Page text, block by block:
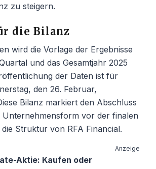
zu steigern.
die Bilanz
wird die Vorlage der Ergebnisse
und das Gesamtjahr 2025
der Daten ist für
den 26. Februar,
Bilanz markiert den Abschluss
Unternehmensform vor der finalen
Struktur von RFA Financial.
Anzeige
Aktie: Kaufen oder